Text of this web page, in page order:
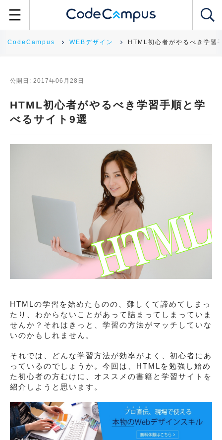
CodeCampus WEBデザイン HTML初心者がやるべき学習
公開日: 2017年06月28日
HTML初心者がやるべき学習手順と学
べるサイト9選
HTMLの学習を始めたものの、難しくて諦めてしまっ
たり、わからないことがあって詰まってしまっていま
せんか？それはきっと、学習の方法がマッチしていな
いのかもしれません。
それでは、どんな学習方法が効率がよく、初心者にあ
っているのでしょうか。今回は、HTMLを勉強し始め
た初心者の方むけに、オススメの書籍と学習サイトを
紹介しようと思います。